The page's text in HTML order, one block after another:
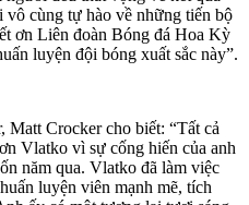
cùng tự hào về những tiến bộ
ơn Liên đoàn Bóng đá Hoa Kỳ
luyện đội bóng xuất sắc này”.
Matt Crocker cho biết: “Tất cả
Vlatko vì sự cống hiến của anh
năm qua. Vlatko đã làm việc
luyện viên mạnh mẽ, tích